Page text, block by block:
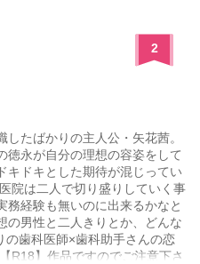
2
たばかりの主人公・矢花茜。
徳永が自分の理想の容姿をして
キドキとした期待が混じってい
は二人で切り盛りしていく事
務経験も無いのに出来るかなと
男性と二人きりとか、どんな
歯科医師×歯科助手さんの恋
R18】作品ですのでご注意下さ